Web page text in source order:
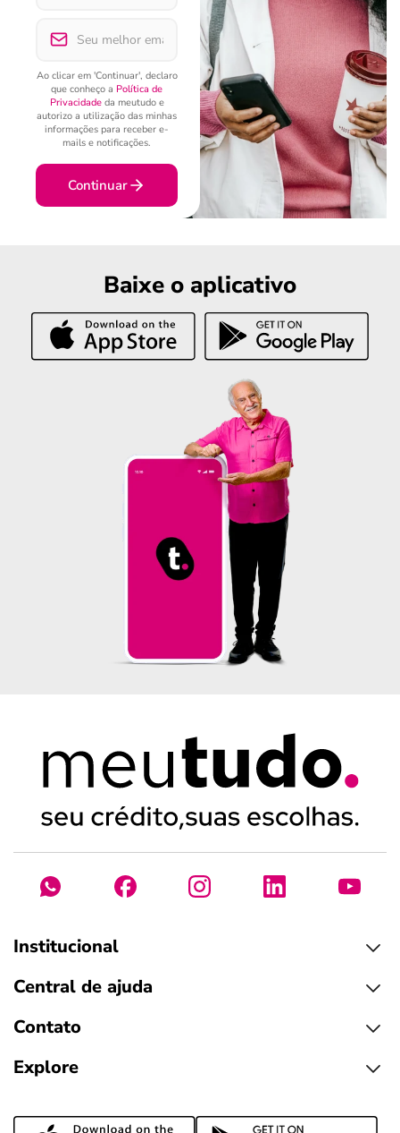
Ao clicar em 'Continuar', declaro
que conheço a Política de
Privacidadeda meutudo e
autorizo a utilização das minhas
informações para receber e-
mails e notificações.
Continuar
Baixe o aplicativo
Institucional
Central de ajuda
Contato
Explore